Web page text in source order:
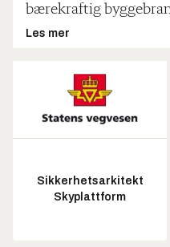
bærekraftig
Les mer
Sikkerhetsarkitekt
Skyplattform